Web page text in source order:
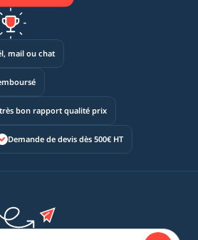
mail ou chat
bon rapport qualité prix
Demande de devis dès 500€ HT